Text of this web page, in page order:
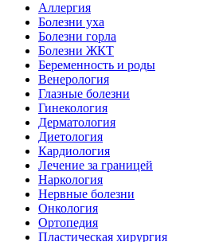
Аллергия
Болезни уха
Болезни горла
Болезни ЖКТ
Беременность и роды
Венерология
Глазные болезни
Гинекология
Дерматология
Диетология
Кардиология
Лечение за границей
Наркология
Нервные болезни
Онкология
Ортопедия
Пластическая хирургия